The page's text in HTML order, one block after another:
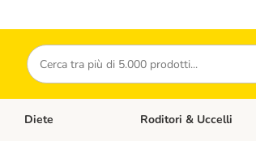
Cerca
Gatti
Apri Menù Categoria: Cani
Diete Apri Menù Categoria: Diete
Roditori & Uccelli